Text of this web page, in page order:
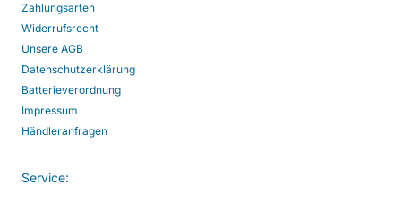
Zahlungsarten
Widerrufsrecht
Unsere AGB
Datenschutzerklärung
Batterieverordnung
Impressum
Händleranfragen
Service: